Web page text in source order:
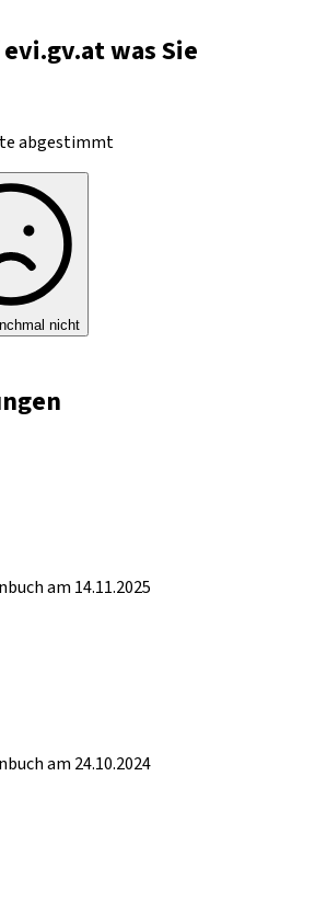
was Sie
abgestimmt
nicht
am 14.11.2025
am 24.10.2024